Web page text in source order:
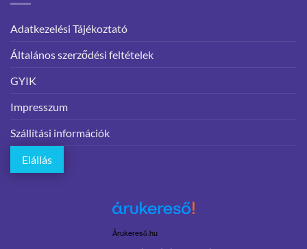
Adatkezelési Tájékoztató
Általános szerződési feltételek
GYIK
Impresszum
Szállítási információk
Elállás
Árukereső.hu